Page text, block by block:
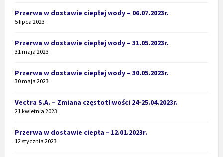
Przerwa w dostawie ciepłej wody – 06.07.2023r.
5 lipca 2023
Przerwa w dostawie ciepłej wody – 31.05.2023r.
31 maja 2023
Przerwa w dostawie ciepłej wody – 30.05.2023r.
30 maja 2023
Vectra S.A. – Zmiana częstotliwości 24-25.04.2023r.
21 kwietnia 2023
Przerwa w dostawie ciepła – 12.01.2023r.
12 stycznia 2023